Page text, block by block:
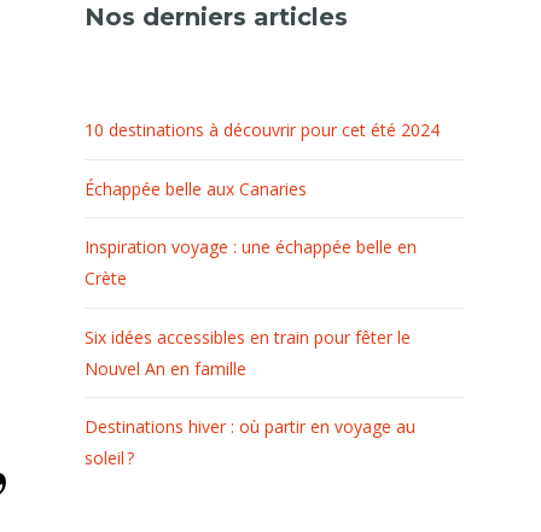
Nos derniers articles
10 destinations à découvrir pour cet été 2024
Échappée belle aux Canaries
Inspiration voyage : une échappée belle en
Crète
Six idées accessibles en train pour fêter le
Nouvel An en famille
Destinations hiver : où partir en voyage au
soleil ?